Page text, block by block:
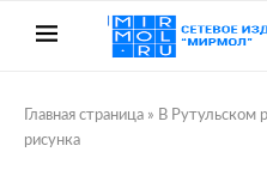
Главная страница » В Рутульском
рисунка